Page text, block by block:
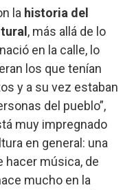
la historia del
, más allá de lo
en la calle, lo
los que tenían
y a su vez estaban
del pueblo”,
muy impregnado
en general: una
hacer música, de
mucho en la